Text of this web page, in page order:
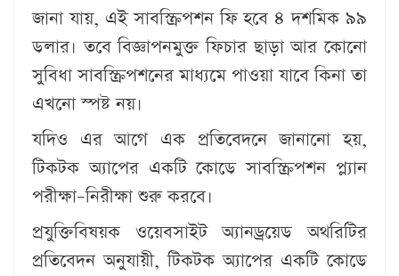
জানা যায়, এই সাবস্ক্রিপশন ফি হবে ৪ দশমিক ৯৯
ডলার। তবে বিজ্ঞাপনমুক্ত ফিচার ছাড়া আর কোনো
সুবিধা সাবস্ক্রিপশনের মাধ্যমে পাওয়া যাবে কিনা তা
এখনো স্পষ্ট নয়।
যদিও এর আগে এক প্রতিবেদনে জানানো হয়,
টিকটক অ্যাপের একটি কোডে সাবস্ক্রিপশন প্ল্যান
পরীক্ষা–নিরীক্ষা শুরু করবে।
প্রযুক্তিবিষয়ক ওয়েবসাইট অ্যানড্রয়েড অথরিটির
প্রতিবেদন অনুযায়ী, টিকটক অ্যাপের একটি কোডে